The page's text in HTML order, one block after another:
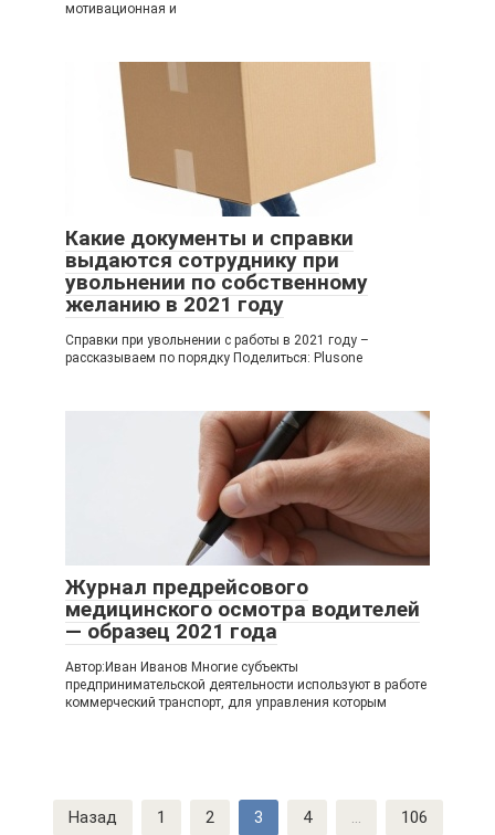
мотивационная и
Какие документы и справки
выдаются сотруднику при
увольнении по собственному
желанию в 2021 году
Справки при увольнении с работы в 2021 году –
рассказываем по порядку Поделиться: Plusone
Журнал предрейсового
медицинского осмотра водителей
— образец 2021 года
Автор:Иван Иванов Многие субъекты
предпринимательской деятельности используют в работе
коммерческий транспорт, для управления которым
Навигация
Назад 1 2 3 4 ... 106